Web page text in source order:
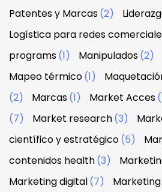
Patentes y Marcas(2)
Logística para redes
programs(1) Manipulados(2)
Mapeo térmico(1)
(2)
Marcas(1) Market Acces
(7)
Market research(3)
científico y estratégico(5)
contenidos health(3)
Marketing digital(7)